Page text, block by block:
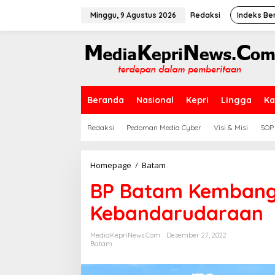
Minggu, 9 Agustus 2026 Redaksi Indeks
Beranda Nasional Kepri Lingga
Redaksi Pedoman Media Cyber Visi & Misi
Homepage / Batam
B
a
t
a
m
m
BP Batam
Kebandarudaraan
MediaKepriNews.com
Desember 27, 2022
Batam